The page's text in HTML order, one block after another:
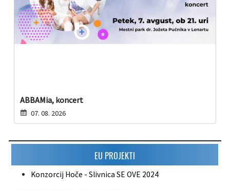
ABBAMia, koncert
07. 08. 2026
EU PROJEKTI
Konzorcij Hoče - Slivnica SE OVE 2024